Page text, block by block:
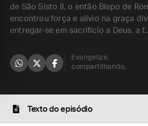
de São Sisto II, o então Bispo de
encontrou força e alívio na graça
entregar-se em sacrifício a Deus, a
Evangelize,
compartilhando.
Texto do episódio